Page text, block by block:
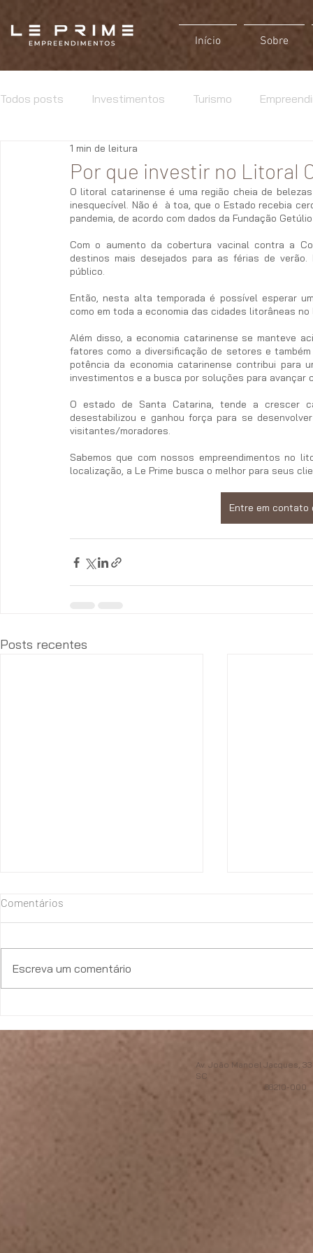
Início Sobre
Todos posts Investimentos Turismo
Por que investir no Litoral
1 min de leitura
O litoral catarinense é uma região cheia de
inesquecível. Não é  à toa, que o Estado recebia
pandemia, de acordo com dados da Fundação
Com o aumento da cobertura vacinal contra a
destinos mais desejados para as férias de
público.
Então, nesta alta temporada é possível esperar
como em toda a economia das cidades litorâneas no
Além disso, a economia catarinense se manteve
fatores como a diversificação de setores e
potência da economia catarinense contribui para
investimentos e a busca por soluções para avançar
O estado de Santa Catarina, tende a crescer
desestabilizou e ganhou força para se
visitantes/moradores.
Sabemos que com nossos empreendimentos no
localização, a Le Prime busca o melhor para seus
Entre em contato
Posts recentes
Ranking INTEC 2026
Comentários
Escreva um comentário
Av. João Manoel Jacques,
SC
88210-000